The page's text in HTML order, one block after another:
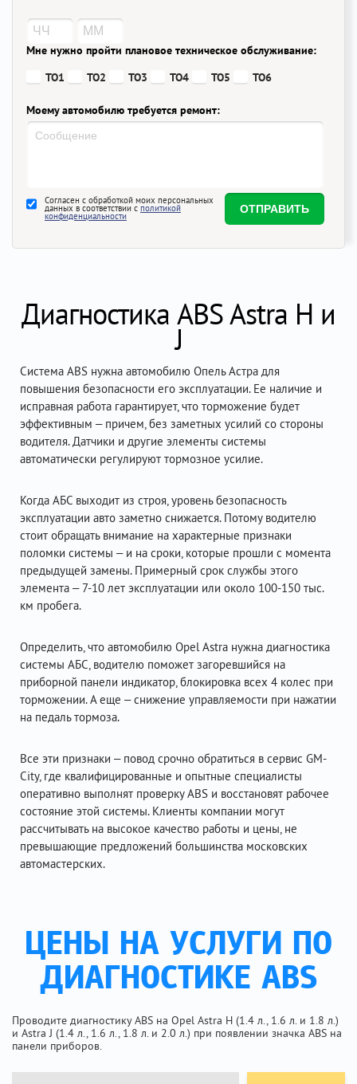
Мне нужно пройти плановое техническое обслуживание:
ТО1
ТО2 ТО3 ТО4 ТО5 ТО6
Моему автомобилю требуется ремонт:
Согласен с обработкой моих персональных
данных в соответствии с политикой
конфиденциальности
Диагностика ABS Astra H и
J
Система ABS нужна автомобилю Опель Астра для
повышения безопасности его эксплуатации. Ее наличие и
исправная работа гарантирует, что торможение будет
эффективным – причем, без заметных усилий со стороны
водителя. Датчики и другие элементы системы
автоматически регулируют тормозное усилие.
Когда АБС выходит из строя, уровень безопасность
эксплуатации авто заметно снижается. Потому водителю
стоит обращать внимание на характерные признаки
поломки системы – и на сроки, которые прошли с момента
предыдущей замены. Примерный срок службы этого
элемента – 7-10 лет эксплуатации или около 100-150 тыс.
км пробега.
Определить, что автомобилю Opel Astra нужна диагностика
системы АБС, водителю поможет загоревшийся на
приборной панели индикатор, блокировка всех 4 колес при
торможении. А еще – снижение управляемости при нажатии
на педаль тормоза.
Все эти признаки – повод срочно обратиться в сервис GM-
City, где квалифицированные и опытные специалисты
оперативно выполнят проверку ABS и восстановят рабочее
состояние этой системы. Клиенты компании могут
рассчитывать на высокое качество работы и цены, не
превышающие предложений большинства московских
автомастерских.
ЦЕНЫ НА УСЛУГИ ПО
ДИАГНОСТИКЕ ABS
Проводите диагностику ABS на Opel Astra H (1.4 л., 1.6 л. и 1.8 л.)
и Astra J (1.4 л., 1.6 л., 1.8 л. и 2.0 л.) при появлении значка ABS на
панели приборов.